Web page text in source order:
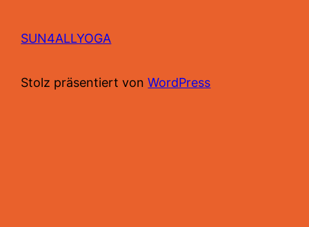
SUN4ALLYOGA
Stolz präsentiert vonWordPress